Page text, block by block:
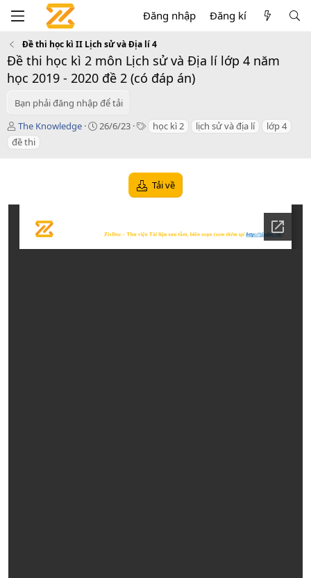
Đăng nhập Đăng kí
Đề thi học kì II Lịch sử và Địa lí 4
Đề thi học kì 2 môn Lịch sử và Địa lí lớp 4 năm
học 2019 - 2020 đề 2 (có đáp án)
Bạn phải đăng nhập để tải
T
á
c
The Knowledge
C
t
26/6/23
T học kì 2 lịch sử và địa lí
lớp 4
đề thi
Tải về